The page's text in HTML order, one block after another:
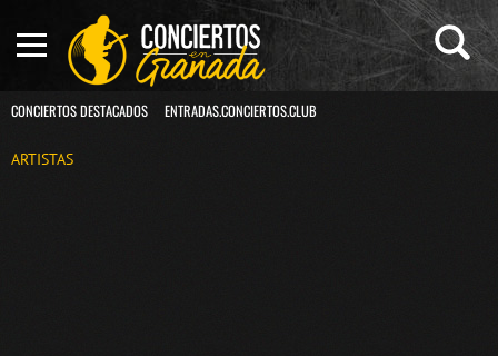
CONCIERTOS DESTACADOS ENTRADAS.CONCIERTOS.CLUB
ARTISTAS